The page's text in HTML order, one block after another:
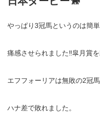
やっぱり3冠馬というのは簡
痛感させられました‼️皐月賞
エフフォーリアは無敗の2冠
ハナ差で敗れました。